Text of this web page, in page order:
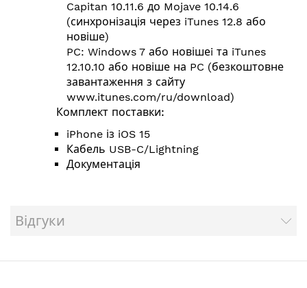
Capitan 10.11.6 до Mojave 10.14.6
(синхронізація через iTunes 12.8 або
новіше)
PC: Windows 7 або новішеi та iTunes
12.10.10 або новіше на PC (безкоштовне
завантаження з сайту
www.itunes.com/ru/download)
Комплект поставки:
iPhone із iOS 15
Кабель USB-C/Lightning
Документація
Відгуки